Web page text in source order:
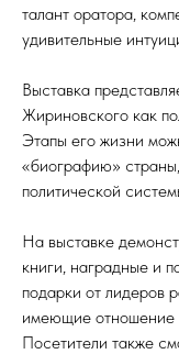
талант оратора,
удивительные
Выставка
Жириновского как
Этапы его жизни
«биографию»
политической
На выставке
книги, наградные и
подарки от лидеров
имеющие отношение
Посетители также